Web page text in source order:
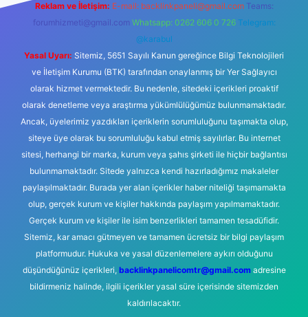
Reklam ve İletişim: E-mail: backlinkpaneli@gmail.com Teams:
forumhizmeti@gmail.com Whatsapp: 0262 606 0 726 Telegram:
@karabul
Yasal Uyarı: Sitemiz, 5651 Sayılı Kanun gereğince Bilgi Teknolojileri
ve İletişim Kurumu (BTK) tarafından onaylanmış bir Yer Sağlayıcı
olarak hizmet vermektedir. Bu nedenle, sitedeki içerikleri proaktif
olarak denetleme veya araştırma yükümlülüğümüz bulunmamaktadır.
Ancak, üyelerimiz yazdıkları içeriklerin sorumluluğunu taşımakta olup,
siteye üye olarak bu sorumluluğu kabul etmiş sayılırlar. Bu internet
sitesi, herhangi bir marka, kurum veya şahıs şirketi ile hiçbir bağlantısı
bulunmamaktadır. Sitede yalnızca kendi hazırladığımız makaleler
paylaşılmaktadır. Burada yer alan içerikler haber niteliği taşımamakta
olup, gerçek kurum ve kişiler hakkında paylaşım yapılmamaktadır.
Gerçek kurum ve kişiler ile isim benzerlikleri tamamen tesadüfidir.
Sitemiz, kar amacı gütmeyen ve tamamen ücretsiz bir bilgi paylaşım
platformudur. Hukuka ve yasal düzenlemelere aykırı olduğunu
düşündüğünüz içerikleri, backlinkpanelicomtr@gmail.comadresine
bildirmeniz halinde, ilgili içerikler yasal süre içerisinde sitemizden
kaldırılacaktır.